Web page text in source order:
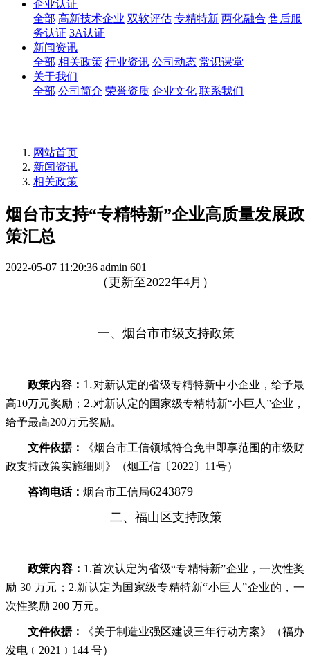
企业认证
全部 高新技术企业 双软评估 专精特新 两化融合 售后服
务认证 3A认证
新闻资讯
全部 相关政策 行业资讯 公司动态 常识课堂
关于我们
全部 公司简介 荣誉资质 企业文化 联系我们
网站首页
新闻资讯
相关政策
烟台市支持“专精特新”企业高质量发展政
策汇总
2022-05-07 11:20:36 admin 601
（更新至2022年4月 ）
一、烟台市市级支持政策
政策内容： 1.对新认定的省级专精特新中小企业，给予最
高10万元奖励； 2.对新认定的国家级专精特新“小巨人”企业，
给予最高200万元奖励。
文件依据：
《烟台市工信领域符合免申即享范围的市级财
政支持政策实施细则》（烟工信〔2022〕11号）
咨询电话： 烟台市工信局6243879
二、福山区支持政策
政策内容： 1.首次认定为省级“专精特新”企业，一次性奖
励 30 万元；2.新认定为国家级专精特新“小巨人”企业的，一
次性奖励 200 万元。
文件依据：
《关于制造业强区建设三年行动方案》（福办
发电﹝2021﹞144 号）